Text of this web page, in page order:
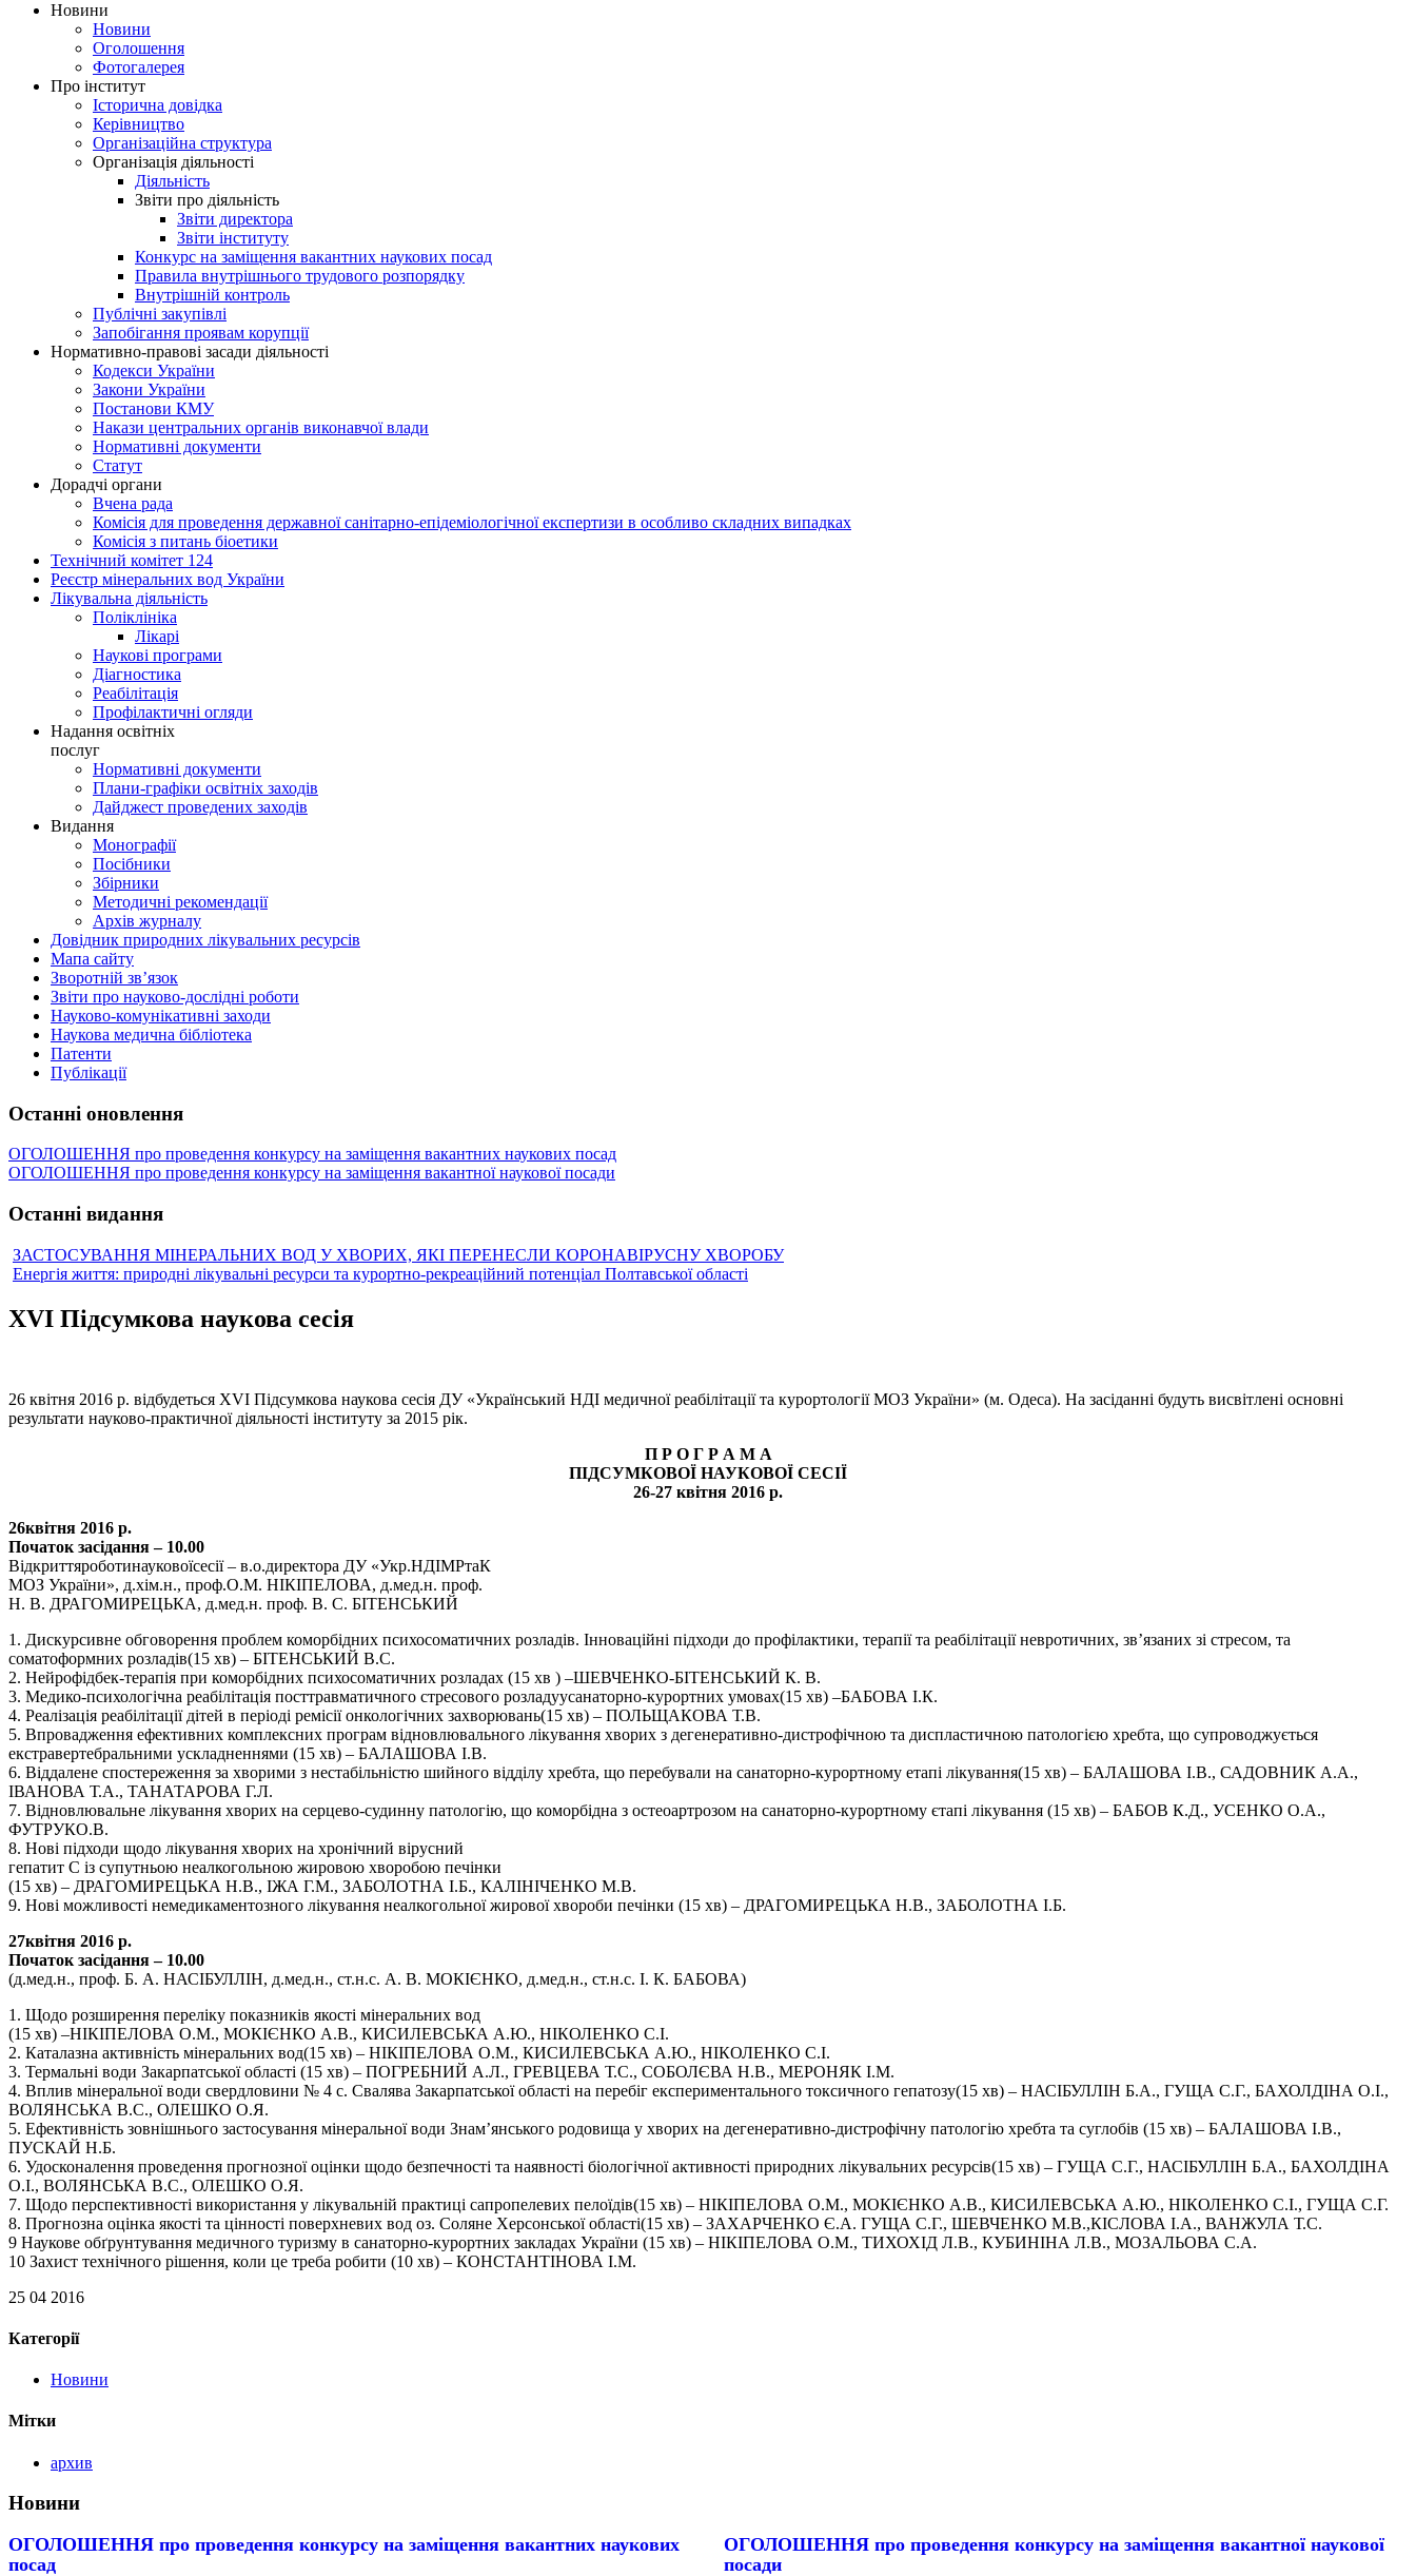
Новини
Новини
Оголошення
Фотогалерея
Про інститут
Історична довідка
Керівництво
Організаційна структура
Організація діяльності
Діяльність
Звіти про діяльність
Звіти директора
Звіти інституту
Конкурс на заміщення вакантних наукових посад
Правила внутрішнього трудового розпорядку
Внутрішній контроль
Публічні закупівлі
Запобігання проявам корупції
Нормативно-правові засади діяльності
Кодекси України
Закони України
Постанови КМУ
Накази центральних органів виконавчої влади
Нормативні документи
Статут
Дорадчі органи
Вчена рада
Комісія для проведення державної санітарно-епідеміологічної експертизи в особливо складних випадках
Комісія з питань біоетики
Технічний комітет 124
Реєстр мінеральних вод України
Лікувальна діяльність
Поліклініка
Лікарі
Наукові програми
Діагностика
Реабілітація
Профілактичні огляди
Надання освітніх
послуг
Нормативні документи
Плани-графіки освітніх заходів
Дайджест проведених заходів
Видання
Монографії
Посібники
Збірники
Методичні рекомендації
Архів журналу
Довідник природних лікувальних ресурсів
Мапа сайту
Зворотній зв’язок
Звіти про науково-дослідні роботи
Науково-комунікативні заходи
Наукова медична бібліотека
Патенти
Публікації
Останні оновлення
ОГОЛОШЕННЯ про проведення конкурсу на заміщення вакантних наукових посад
ОГОЛОШЕННЯ про проведення конкурсу на заміщення вакантної наукової посади
Останні видання
ЗАСТОСУВАННЯ МІНЕРАЛЬНИХ ВОД У ХВОРИХ, ЯКІ ПЕРЕНЕСЛИ КОРОНАВІРУСНУ ХВОРОБУ
Енергія життя: природні лікувальні ресурси та курортно-рекреаційний потенціал Полтавської області
XVI Підсумкова наукова сесія
26 квітня 2016 р. відбудеться XVI Підсумкова наукова сесія ДУ «Український НДІ медичної реабілітації та курортології МОЗ України» (м. Одеса). На засіданні будуть висвітлені основні
результати науково-практичної діяльності інституту за 2015 рік.
П Р О Г Р А М А
ПІДСУМКОВОЇ НАУКОВОЇ СЕСІЇ
26-27 квітня 2016 р.
26квітня 2016 р.
Початок засідання – 10.00
Відкриттяроботинауковоїсесії – в.о.директора ДУ «Укр.НДІМРтаК
МОЗ України», д.хім.н., проф.О.М. НІКІПЕЛОВА, д.мед.н. проф.
Н. В. ДРАГОМИРЕЦЬКА, д.мед.н. проф. В. С. БІТЕНСЬКИЙ
1. Дискурсивне обговорення проблем коморбідних психосоматичних розладів. Інноваційні підходи до профілактики, терапії та реабілітації невротичних, зв’язаних зі стресом, та
соматоформних розладів(15 хв) – БІТЕНСЬКИЙ В.С.
2. Нейрофідбек-терапія при коморбідних психосоматичних розладах (15 хв ) –ШЕВЧЕНКО-БІТЕНСЬКИЙ К. В.
3. Медико-психологічна реабілітація посттравматичного стресового розладуусанаторно-курортних умовах(15 хв) –БАБОВА І.К.
4. Реалізація реабілітації дітей в періоді ремісії онкологічних захворювань(15 хв) – ПОЛЬЩАКОВА Т.В.
5. Впровадження ефективних комплексних програм відновлювального лікування хворих з дегенеративно-дистрофічною та диспластичною патологією хребта, що супроводжується
екстравертебральними ускладненнями (15 хв) – БАЛАШОВА І.В.
6. Віддалене спостереження за хворими з нестабільністю шийного відділу хребта, що перебували на санаторно-курортному етапі лікування(15 хв) – БАЛАШОВА І.В., САДОВНИК А.А.,
ІВАНОВА Т.А., ТАНАТАРОВА Г.Л.
7. Відновлювальне лікування хворих на серцево-судинну патологію, що коморбідна з остеоартрозом на санаторно-курортному єтапі лікування (15 хв) – БАБОВ К.Д., УСЕНКО О.А.,
ФУТРУКО.В.
8. Нові підходи щодо лікування хворих на хронічний вірусний
гепатит С із супутньою неалкогольною жировою хворобою печінки
(15 хв) – ДРАГОМИРЕЦЬКА Н.В., ІЖА Г.М., ЗАБОЛОТНА І.Б., КАЛІНІЧЕНКО М.В.
9. Нові можливості немедикаментозного лікування неалкогольної жирової хвороби печінки (15 хв) – ДРАГОМИРЕЦЬКА Н.В., ЗАБОЛОТНА І.Б.
27квітня 2016 р.
Початок засідання – 10.00
(д.мед.н., проф. Б. А. НАСІБУЛЛІН, д.мед.н., ст.н.с. А. В. МОКІЄНКО, д.мед.н., ст.н.с. І. К. БАБОВА)
1. Щодо розширення переліку показників якості мінеральних вод
(15 хв) –НІКІПЕЛОВА О.М., МОКІЄНКО А.В., КИСИЛЕВСЬКА А.Ю., НІКОЛЕНКО С.І.
2. Каталазна активність мінеральних вод(15 хв) – НІКІПЕЛОВА О.М., КИСИЛЕВСЬКА А.Ю., НІКОЛЕНКО С.І.
3. Термальні води Закарпатської області (15 хв) – ПОГРЕБНИЙ А.Л., ГРЕВЦЕВА Т.С., СОБОЛЄВА Н.В., МЕРОНЯК І.М.
4. Вплив мінеральної води свердловини № 4 с. Свалява Закарпатської області на перебіг експериментального токсичного гепатозу(15 хв) – НАСІБУЛЛІН Б.А., ГУЩА С.Г., БАХОЛДІНА О.І.,
ВОЛЯНСЬКА В.С., ОЛЕШКО О.Я.
5. Ефективність зовнішнього застосування мінеральної води Знамʼянського родовища у хворих на дегенеративно-дистрофічну патологію хребта та суглобів (15 хв) – БАЛАШОВА І.В.,
ПУСКАЙ Н.Б.
6. Удосконалення проведення прогнозної оцінки щодо безпечності та наявності біологічної активності природних лікувальних ресурсів(15 хв) – ГУЩА С.Г., НАСІБУЛЛІН Б.А., БАХОЛДІНА
О.І., ВОЛЯНСЬКА В.С., ОЛЕШКО О.Я.
7. Щодо перспективності використання у лікувальній практиці сапропелевих пелоїдів(15 хв) – НІКІПЕЛОВА О.М., МОКІЄНКО А.В., КИСИЛЕВСЬКА А.Ю., НІКОЛЕНКО С.І., ГУЩА С.Г.
8. Прогнозна оцінка якості та цінності поверхневих вод оз. Соляне Херсонської області(15 хв) – ЗАХАРЧЕНКО Є.А. ГУЩА С.Г., ШЕВЧЕНКО М.В.,КІСЛОВА І.А., ВАНЖУЛА Т.С.
9 Наукове обґрунтування медичного туризму в санаторно-курортних закладах України (15 хв) – НІКІПЕЛОВА О.М., ТИХОХІД Л.В., КУБИНІНА Л.В., МОЗАЛЬОВА С.А.
10 Захист технічного рішення, коли це треба робити (10 хв) – КОНСТАНТІНОВА І.М.
25 04 2016
Категорії
Новини
Мітки
архив
Новини
ОГОЛОШЕННЯ про проведення конкурсу на заміщення вакантних наукових
посад
ОГОЛОШЕННЯ про проведення конкурсу на заміщення вакантної наукової
посади